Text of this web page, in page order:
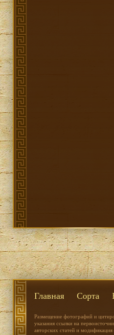
Главная Сорта
Размещение фотографий и
указания ссылки на
авторских статей и